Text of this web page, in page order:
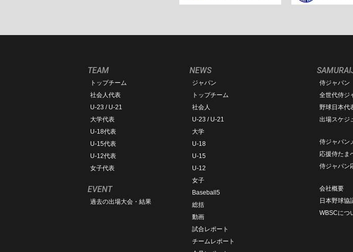
TEAM
トップチーム
社会人代表
U-23 / U-21
大学代表
U-18代表
U-15代表
U-12代表
女子代表
EVENT
過去の出場大会・結果
NEWS
ジャパン
トップチーム
社会人
U-23 / U-21
大学
U-18
U-15
U-12
女子
Baseball5
総括
動画
試合レポート
チームレポート
侍ジャパン
全世代侍ジ
野球日本代
出場スケジ
侍ジャパン
応援侍たま
侍ジャパン
会社概要
日本野球協
WBSCにつ